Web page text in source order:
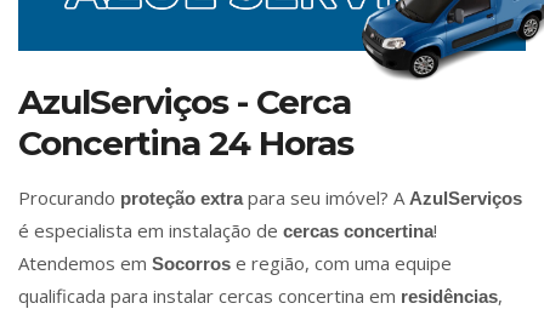
AzulServiços - Cerca
Concertina 24 Horas
Procurando proteção extrapara seu imóvel? A AzulServiços
é especialista em instalação de cercas concertina!
Atendemos em Socorros e região, com uma equipe
qualificada para instalar cercas concertina em residências,